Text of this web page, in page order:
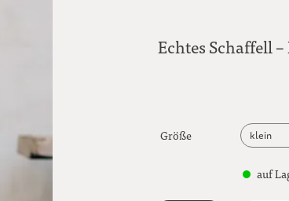
Echtes Schaffell
Größe
klein
auf